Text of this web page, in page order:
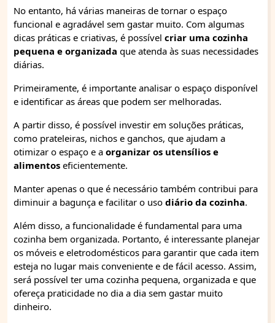
No entanto, há várias maneiras de tornar o espaço
funcional e agradável sem gastar muito. Com algumas
dicas práticas e criativas, é possível criar uma cozinha
pequena e organizada que atenda às suas necessidades
diárias.
Primeiramente, é importante analisar o espaço disponível
e identificar as áreas que podem ser melhoradas.
A partir disso, é possível investir em soluções práticas,
como prateleiras, nichos e ganchos, que ajudam a
otimizar o espaço e a organizar os utensílios e
alimentos eficientemente.
Manter apenas o que é necessário também contribui para
diminuir a bagunça e facilitar o uso diário da cozinha.
Além disso, a funcionalidade é fundamental para uma
cozinha bem organizada. Portanto, é interessante planejar
os móveis e eletrodomésticos para garantir que cada item
esteja no lugar mais conveniente e de fácil acesso. Assim,
será possível ter uma cozinha pequena, organizada e que
ofereça praticidade no dia a dia sem gastar muito
dinheiro.